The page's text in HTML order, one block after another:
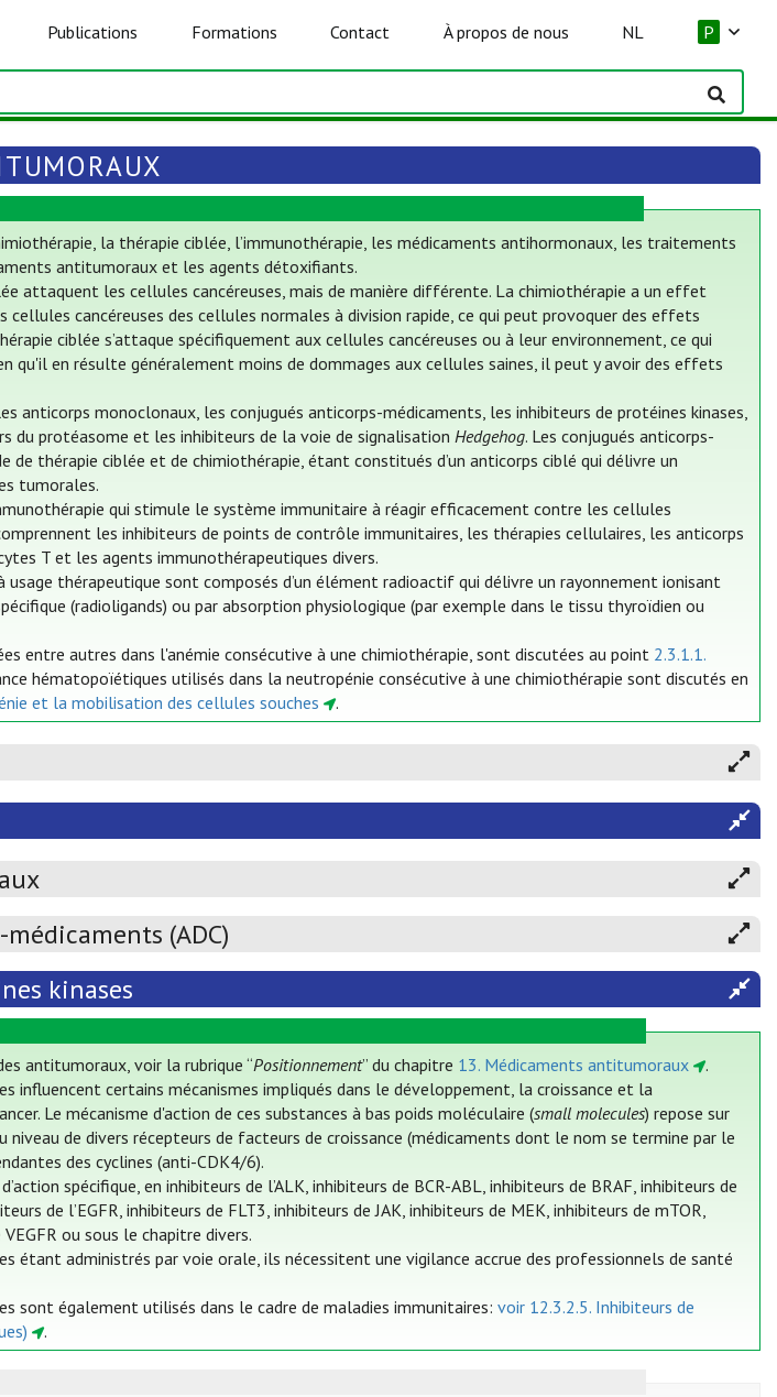
Publications Formations Contact À propos de nous NL P
la thérapie ciblée, l’immunothérapie, les médicaments antihormonaux, les traitements
antitumoraux et les agents détoxifiants.
attaquent les cellules cancéreuses, mais de manière différente. La chimiothérapie a un effet
cancéreuses des cellules normales à division rapide, ce qui peut provoquer des effets
ciblée s’attaque spécifiquement aux cellules cancéreuses ou à leur environnement, ce qui
qu'il en résulte généralement moins de dommages aux cellules saines, il peut y avoir des effets
anticorps monoclonaux, les conjugués anticorps-médicaments, les inhibiteurs de protéines kinases,
du protéasome et les inhibiteurs de la voie de signalisationHedgehog. Les conjugués anticorps-
de thérapie ciblée et de chimiothérapie, étant constitués d’un anticorps ciblé qui délivre un
tumorales.
qui stimule le système immunitaire à réagir efficacement contre les cellules
les inhibiteurs de points de contrôle immunitaires, les thérapies cellulaires, les anticorps
T et les agents immunothérapeutiques divers.
usage thérapeutique sont composés d’un élément radioactif qui délivre un rayonnement ionisant
(radioligands) ou par absorption physiologique (par exemple dans le tissu thyroïdien ou
entre autres dans l'anémie consécutive à une chimiothérapie, sont discutées au point 2.3.1.1.
hématopoïétiques utilisés dans la neutropénie consécutive à une chimiothérapie sont discutés en
et la mobilisation des cellules souches
.
(ADC)
kinases
antitumoraux, voir la rubrique “Positionnement” du chapitre 13. Médicaments antitumoraux
.
influencent certains mécanismes impliqués dans le développement, la croissance et la
Le mécanisme d'action de ces substances à bas poids moléculaire (small molecules) repose sur
niveau de divers récepteurs de facteurs de croissance (médicaments dont le nom se termine par le
des cyclines (anti-CDK4/6).
spécifique, en inhibiteurs de l’ALK, inhibiteurs de BCR-ABL, inhibiteurs de BRAF, inhibiteurs de
de l’EGFR, inhibiteurs de FLT3, inhibiteurs de JAK, inhibiteurs de MEK, inhibiteurs de mTOR,
ou sous le chapitre divers.
étant administrés par voie orale, ils nécessitent une vigilance accrue des professionnels de santé
sont également utilisés dans le cadre de maladies immunitaires:voir 12.3.2.5. Inhibiteurs de
.